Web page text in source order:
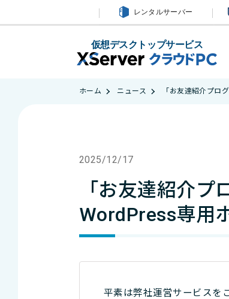
レンタルサーバー
仮想デスクトップサービス
ホーム ニュース 「お友達紹介プロ
2025/12/17
「お友達紹介
WordPress専用
平素は弊社運営サービスを